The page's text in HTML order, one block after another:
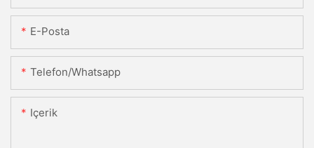
E-Posta
Telefon/whatsapp
Içerik